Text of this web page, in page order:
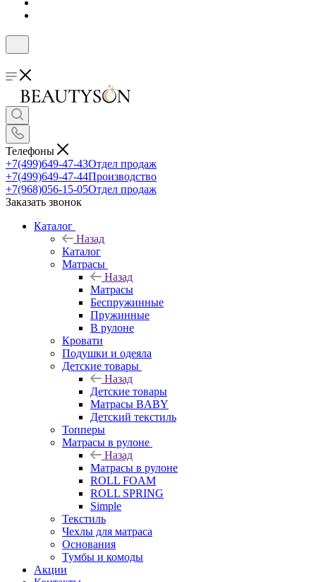
Телефоны
+7(499)649-47-43Отдел продаж
+7(499)649-47-44Производство
+7(968)056-15-05Отдел продаж
Заказать звонок
Каталог
Назад
Каталог
Матрасы
Назад
Матрасы
Беспружинные
Пружинные
В рулоне
Кровати
Подушки и одеяла
Детские товары
Назад
Детские товары
Матрасы BABY
Детский текстиль
Топперы
Матрасы в рулоне
Назад
Матрасы в рулоне
ROLL FOAM
ROLL SPRING
Simple
Текстиль
Чехлы для матраса
Основания
Тумбы и комоды
Акции